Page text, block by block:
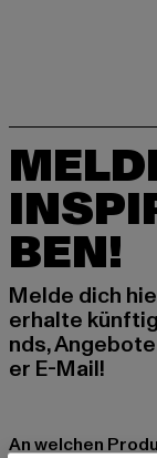
BEN!
Melde dich
erhalte
nds,
er E-Mail!
An welchen